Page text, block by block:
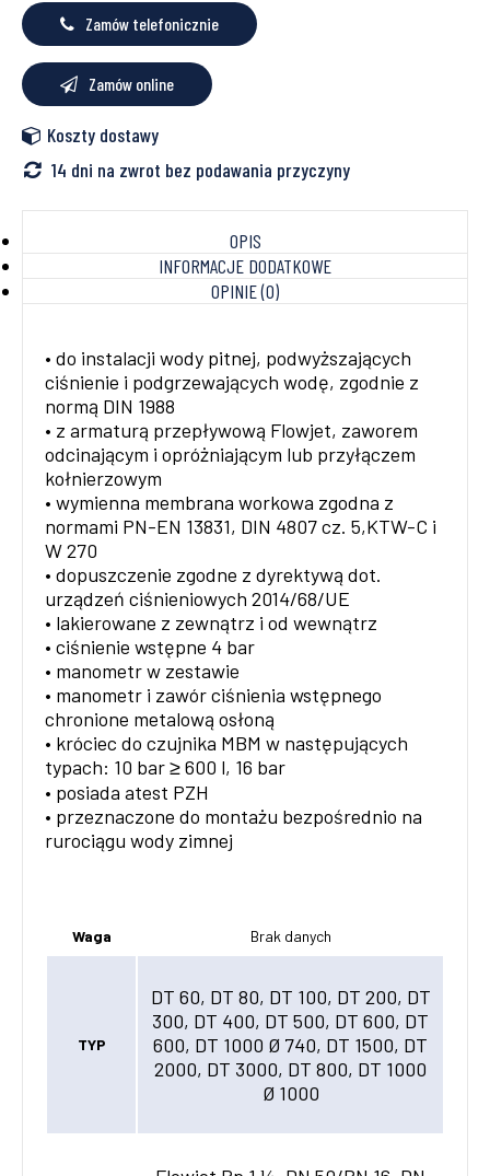
/
70
Zamów telefonicznie
Zamów online
Koszty dostawy
14 dni na zwrot bez podawania przyczyny
OPIS
INFORMACJE DODATKOWE
OPINIE (0)
• do instalacji wody pitnej, podwyższających
ciśnienie i podgrzewających wodę, zgodnie z
normą DIN 1988
• z armaturą przepływową Flowjet, zaworem
odcinającym i opróżniającym lub przyłączem
kołnierzowym
• wymienna membrana workowa zgodna z
normami PN-EN 13831, DIN 4807 cz. 5,KTW-C i
W 270
• dopuszczenie zgodne z dyrektywą dot.
urządzeń ciśnieniowych 2014/68/UE
• lakierowane z zewnątrz i od wewnątrz
• ciśnienie wstępne 4 bar
• manometr w zestawie
• manometr i zawór ciśnienia wstępnego
chronione metalową osłoną
• króciec do czujnika MBM w następujących
typach: 10 bar ≥ 600 l, 16 bar
• posiada atest PZH
• przeznaczone do montażu bezpośrednio na
rurociągu wody zimnej
Waga Brak danych
TYP
DT 60, DT 80, DT 100, DT 200, DT
300, DT 400, DT 500, DT 600, DT
600, DT 1000 Ø 740, DT 1500, DT
2000, DT 3000, DT 800, DT 1000
Ø 1000